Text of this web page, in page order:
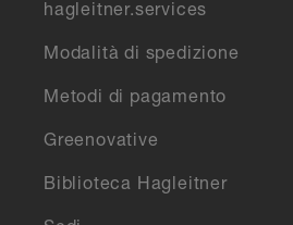
hagleitner.services
Modalità di spedizione
Metodi di pagamento
Greenovative
Biblioteca Hagleitner